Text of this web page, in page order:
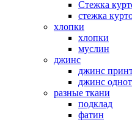
Стежка
стежка
хлопки
хлопки
муслин
джинс
джинс
джинс
разные ткани
подклад
фатин